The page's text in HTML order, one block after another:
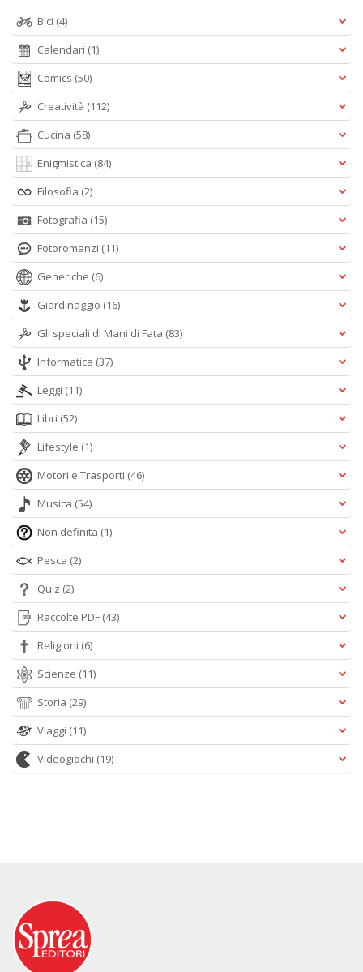
Bici (4)
Calendari (1)
Comics (50)
Creatività (112)
Cucina (58)
Enigmistica (84)
Filosofia (2)
Fotografia (15)
Fotoromanzi (11)
Generiche (6)
Giardinaggio (16)
Gli speciali di Mani di Fata (83)
Informatica (37)
Leggi (11)
Libri (52)
Lifestyle (1)
Motori e Trasporti (46)
Musica (54)
Non definita (1)
Pesca (2)
Quiz (2)
Raccolte PDF (43)
Religioni (6)
Scienze (11)
Storia (29)
Viaggi (11)
Videogiochi (19)